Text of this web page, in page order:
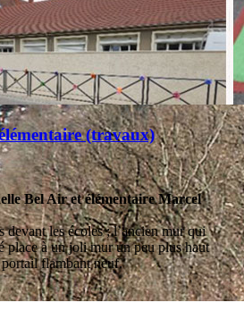
(travaux)
Bel Air et élémentaire Marcel
devant les écoles ; l’ancien mur qui
place à un joli mur un peu plus haut
portail flambant neuf.